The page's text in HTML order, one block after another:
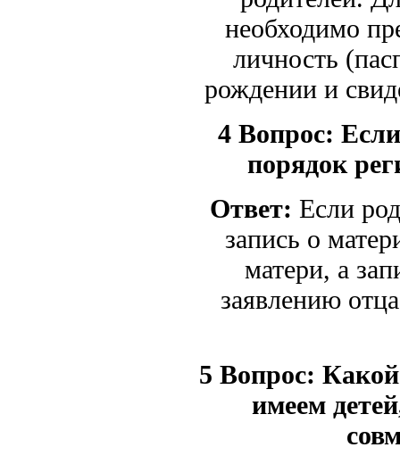
необходимо
личность
рождении и
4 Вопрос:
порядок
Ответ: Если
запись о
матери, а
заявлению
5 Вопрос:
имеем